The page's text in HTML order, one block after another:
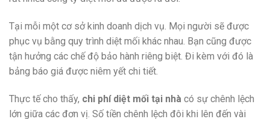
Tại mỗi một cơ sở kinh doanh dịch vụ. Mọi người sẽ được
phục vụ bằng quy trình diệt mối khác nhau. Bạn cũng được
tận hưởng các chế độ bảo hành riêng biệt. Đi kèm với đó là
bảng báo giá được niêm yết chi tiết.
Thực tế cho thấy, chi phí diệt mối tại nhà có sự chênh lệch
lớn giữa các đơn vị. Số tiền chênh lệch đôi khi lên đến vài